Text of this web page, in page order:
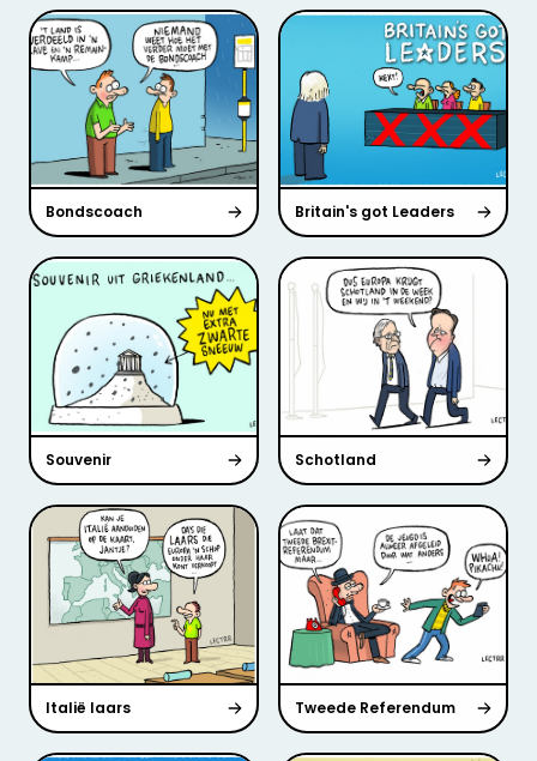
Bondscoach Britain's got Leaders
Souvenir Schotland
Italië laars Tweede Referendum